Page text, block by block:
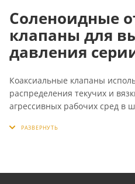
Соленоидные
клапаны для
давления
Коаксиальные клапаны
распределения текучих и
агрессивных рабочих сред в
время срабатывания и
Широко применяются в